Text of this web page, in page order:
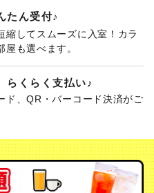
たん受付♪
縮してスムーズに入室！カラ
屋も選べます。
らくらく支払い♪
ド、QR・バーコード決済がご